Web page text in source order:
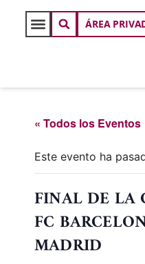
ÁREA
« Todos los Eventos
Este evento ha
FINAL DE LA
FC
MADRID